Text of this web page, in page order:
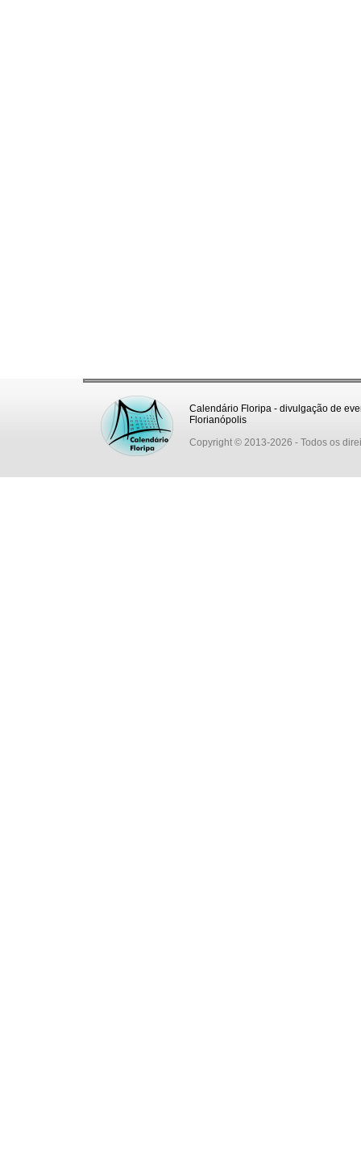
Calendário Floripa - divulgação de
Florianópolis
Copyright © 2013-2026 - Todos os